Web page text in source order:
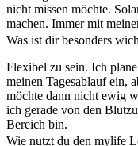
nicht missen möchte.
machen. Immer mit
Was ist dir besonders
Flexibel zu sein. Ich
meinen Tagesablauf ein,
möchte dann nicht ewig
ich gerade von den
Bereich bin.
Wie nutzt du den mylife